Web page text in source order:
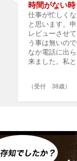
時間がない
仕事が忙しく
と思います。
レビューさせ
う事は無いの
なか電話に出
来ました。私
（受付 38歳）